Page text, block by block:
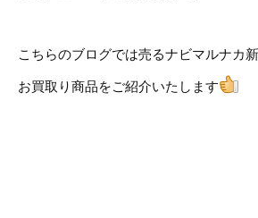
こちらのブログでは売るナビマルナカ
お買取り商品をご紹介いたします